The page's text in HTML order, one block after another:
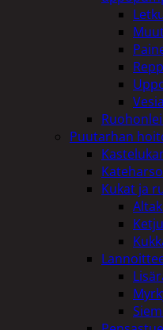
Puutarhan
Kukat ja